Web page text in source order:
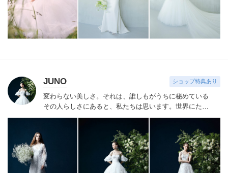
JUNO ショップ特典あり
変わらない美しさ。それは、誰しもがうちに秘めている
その人らしさにあると、私たちは思います。 世界にたっ
たひと組のおふたりのこれまでと、これからの物語に思
ス、ことばにならない想いさえも織り込みながら。衣裳
をあわせる時間は、結婚式のその日だけではなく、その
先もつづくおふたりの人生を彩る時間。らしく輝く、自
信とよろこびに満ちたすべての幸せの瞬間のために。そ